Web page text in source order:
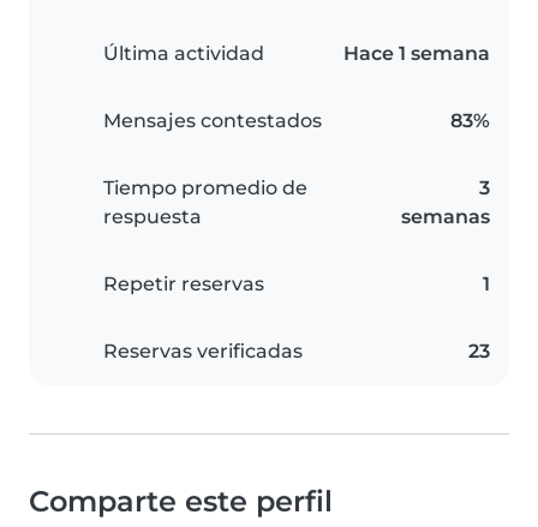
Última actividad Hace 1 semana
Mensajes contestados 83%
Tiempo promedio de
respuesta
3
semanas
Repetir reservas 1
Reservas verificadas 23
Comparte este perfil